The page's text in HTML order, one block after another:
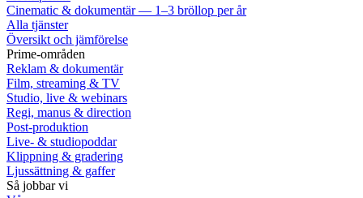
Cinematic & dokumentär — 1–3 bröllop per år
Alla tjänster
Översikt och jämförelse
Prime-områden
Reklam & dokumentär
Film, streaming & TV
Studio, live & webinars
Regi, manus & direction
Post-produktion
Live- & studiopoddar
Klippning & gradering
Ljussättning & gaffer
Så jobbar vi